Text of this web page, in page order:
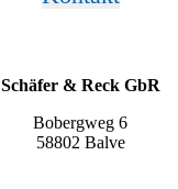
Schäfer & Reck GbR
Bobergweg 6
58802 Balve